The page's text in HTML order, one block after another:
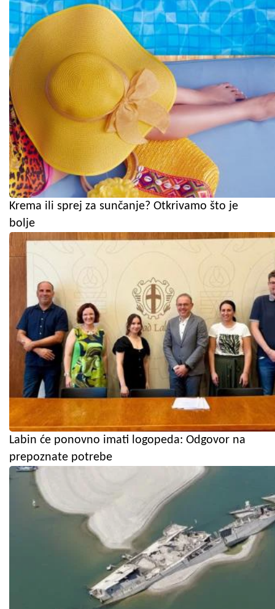
Krema ili sprej za sunčanje? Otkrivamo što je
bolje
Labin će ponovno imati logopeda: Odgovor na
prepoznate potrebe